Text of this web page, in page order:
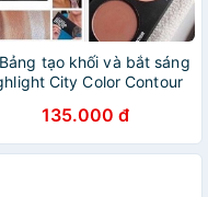
tạo khối và bắt sáng
City Color Contour
135.000 đ